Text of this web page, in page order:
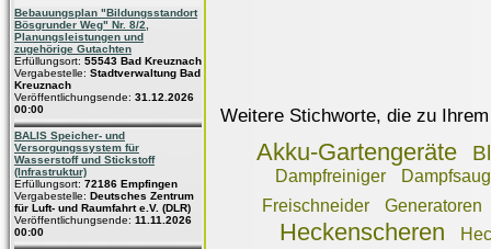
Bebauungsplan "Bildungsstandort
Bösgrunder Weg" Nr. 8/2,
Planungsleistungen und
zugehörige Gutachten
Erfüllungsort: 55543 Bad Kreuznach
Vergabestelle: Stadtverwaltung Bad
Kreuznach
Veröffentlichungsende: 31.12.2026
00:00
BALIS Speicher- und
Versorgungssystem für
Wasserstoff und Stickstoff
(Infrastruktur)
Erfüllungsort: 72186 Empfingen
Vergabestelle: Deutsches Zentrum
für Luft- und Raumfahrt e.V. (DLR)
Veröffentlichungsende: 11.11.2026
00:00
Weitere Stichworte, die zu
Akku-Gartengeräte
Dampfreiniger
Freischneider
Generatoren
Heckenscheren